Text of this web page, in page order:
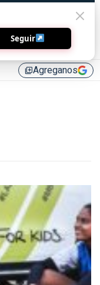
library_addAgreganos
Seguir